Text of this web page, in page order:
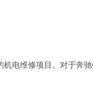
机电维修项目。对于奔